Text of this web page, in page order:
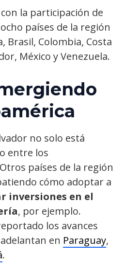
la participación de
países de la región
Brasil, Colombia, Costa
México y Venezuela.
no solo está
entre los
países de la región
cómo adoptar a
inversiones en el
, por ejemplo.
los avances
en Paraguay,
.